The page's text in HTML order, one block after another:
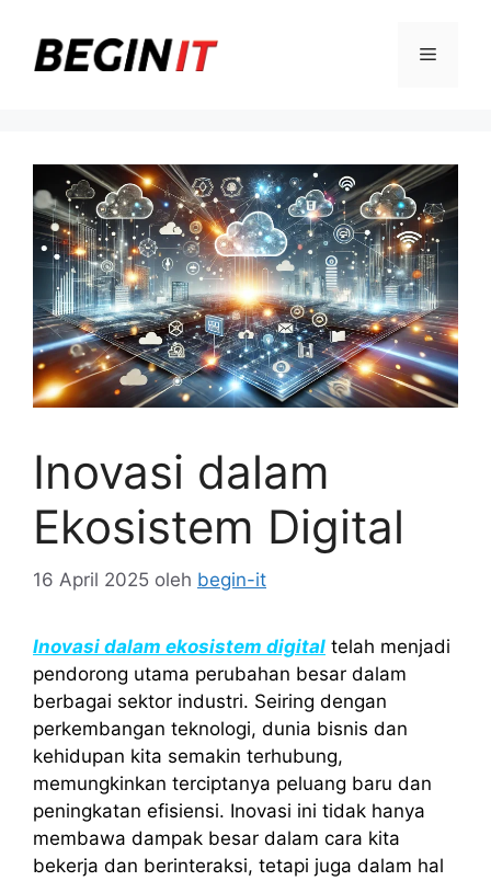
Menu
Inovasi dalam
Ekosistem Digital
16 April 2025 oleh begin-it
Inovasi dalam ekosistem digital telah menjadi
pendorong utama perubahan besar dalam
berbagai sektor industri. Seiring dengan
perkembangan teknologi, dunia bisnis dan
kehidupan kita semakin terhubung,
memungkinkan terciptanya peluang baru dan
peningkatan efisiensi. Inovasi ini tidak hanya
membawa dampak besar dalam cara kita
bekerja dan berinteraksi, tetapi juga dalam hal